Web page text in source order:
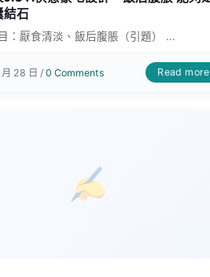
結石
厭食清淡、飯后腹脹（引題） ...
28 日 /0 Comments Read more